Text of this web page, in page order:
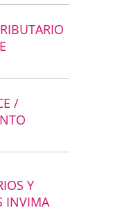
/
Y
INVIMA